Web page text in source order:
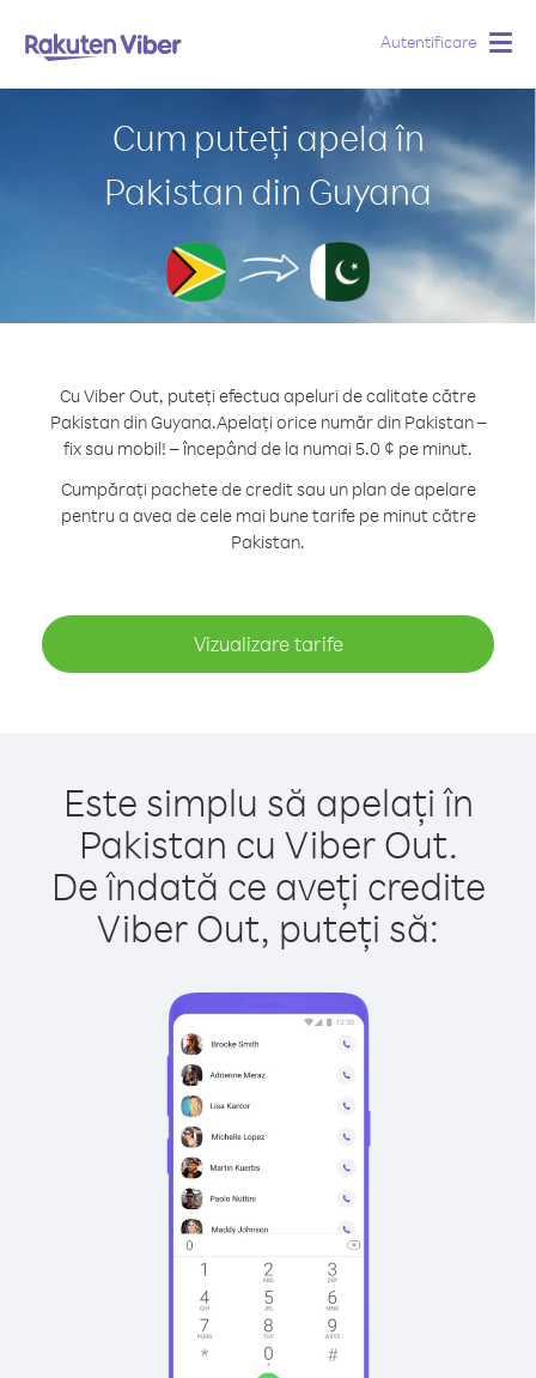
Autentificare
Cum puteți apela în
Pakistan din Guyana
Cu Viber Out, puteți efectua apeluri de calitate către
Pakistan din Guyana.Apelați orice număr din Pakistan –
fix sau mobil! – începând de la numai 5.0 ¢ pe minut.
Cumpărați pachete de credit sau un plan de apelare
pentru a avea de cele mai bune tarife pe minut către
Pakistan.
Vizualizare tarife
Este simplu să apelați în
Pakistan cu Viber Out.
De îndată ce aveți credite
Viber Out, puteți să: